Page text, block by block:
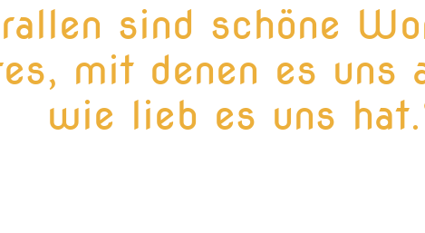
sind schöne
mit denen es uns
wie lieb es uns